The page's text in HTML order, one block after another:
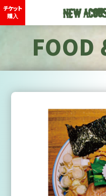
チケット
購入
FOOD